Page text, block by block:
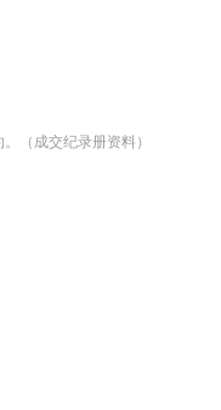
（成交纪录册资料）